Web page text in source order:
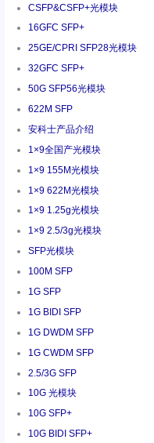
CSFP&CSFP+光模块
16GFC SFP+
25GE/CPRI SFP28光模块
32GFC SFP+
50G SFP56光模块
622M SFP
安科士产品介绍
1×9全国产光模块
1×9 155M光模块
1×9 622M光模块
1×9 1.25g光模块
1×9 2.5/3g光模块
SFP光模块
100M SFP
1G SFP
1G BIDI SFP
1G DWDM SFP
1G CWDM SFP
2.5/3G SFP
10G 光模块
10G SFP+
10G BIDI SFP+